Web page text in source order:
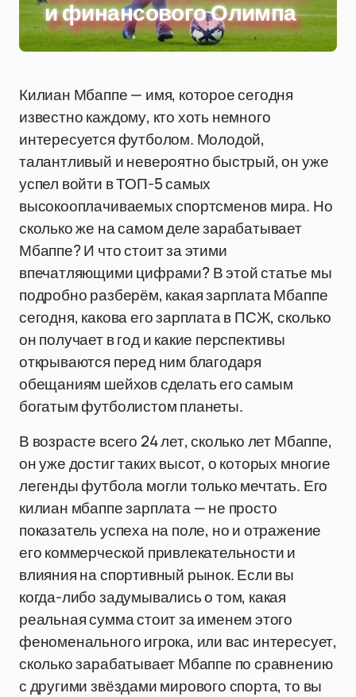
и финансового Олимпа
Килиан Мбаппе — имя, которое сегодня
известно каждому, кто хоть немного
интересуется футболом. Молодой,
талантливый и невероятно быстрый, он уже
успел войти в ТОП-5 самых
высокооплачиваемых спортсменов мира. Но
сколько же на самом деле зарабатывает
Мбаппе? И что стоит за этими
впечатляющими цифрами? В этой статье мы
подробно разберём, какая зарплата Мбаппе
сегодня, какова его зарплата в ПСЖ, сколько
он получает в год и какие перспективы
открываются перед ним благодаря
обещаниям шейхов сделать его самым
богатым футболистом планеты.
В возрасте всего 24 лет, сколько лет Мбаппе,
он уже достиг таких высот, о которых многие
легенды футбола могли только мечтать. Его
килиан мбаппе зарплата — не просто
показатель успеха на поле, но и отражение
его коммерческой привлекательности и
влияния на спортивный рынок. Если вы
когда-либо задумывались о том, какая
реальная сумма стоит за именем этого
феноменального игрока, или вас интересует,
сколько зарабатывает Мбаппе по сравнению
с другими звёздами мирового спорта, то вы